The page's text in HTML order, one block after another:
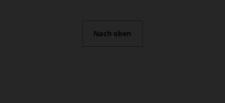
Nach oben